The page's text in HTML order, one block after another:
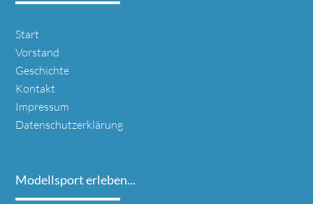
Navigation
überspringen
Start
Vorstand
Geschichte
Kontakt
Impressum
Datenschutzerklärung
Modellsport erleben...